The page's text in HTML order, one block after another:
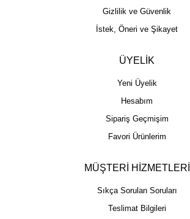
Gizlilik ve Güvenlik
İstek, Öneri ve Şikayet
ÜYELİK
Yeni Üyelik
Hesabım
Sipariş Geçmişim
Favori Ürünlerim
MÜŞTERİ HİZMETLERİ
Sıkça Sorulan Soruları
Teslimat Bilgileri